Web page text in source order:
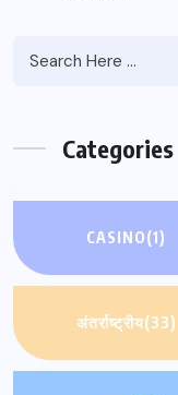
Categories
CASINO(1)
अंतर्राष्ट्रीय(33)